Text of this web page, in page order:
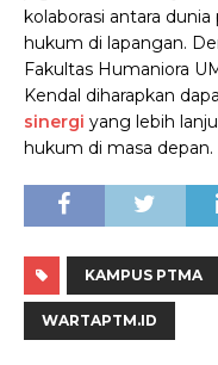
kolaborasi antara
hukum di lapangan.
Fakultas Humaniora
Kendal diharapkan
sinergi yang lebih
hukum di masa depan.
KAMPUS PTMA
WARTAPTM.ID